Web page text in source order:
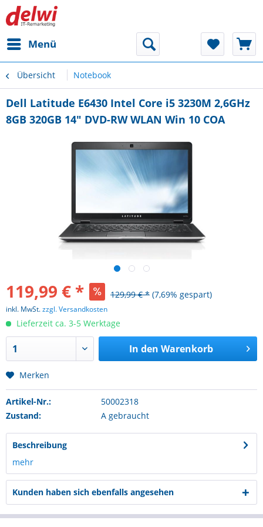
Menü
Übersicht Notebook
Dell Latitude E6430 Intel Core i5 3230M 2,6GHz
8GB 320GB 14" DVD-RW WLAN Win 10 COA
119,99 € * 129,99 € * (7,69% gespart)
inkl. MwSt.zzgl. Versandkosten
Lieferzeit ca. 3-5 Werktage
In den Warenkorb
Merken
Artikel-Nr.:
50002318
Zustand:
A gebraucht
Beschreibung
mehr
Kunden haben sich ebenfalls angesehen